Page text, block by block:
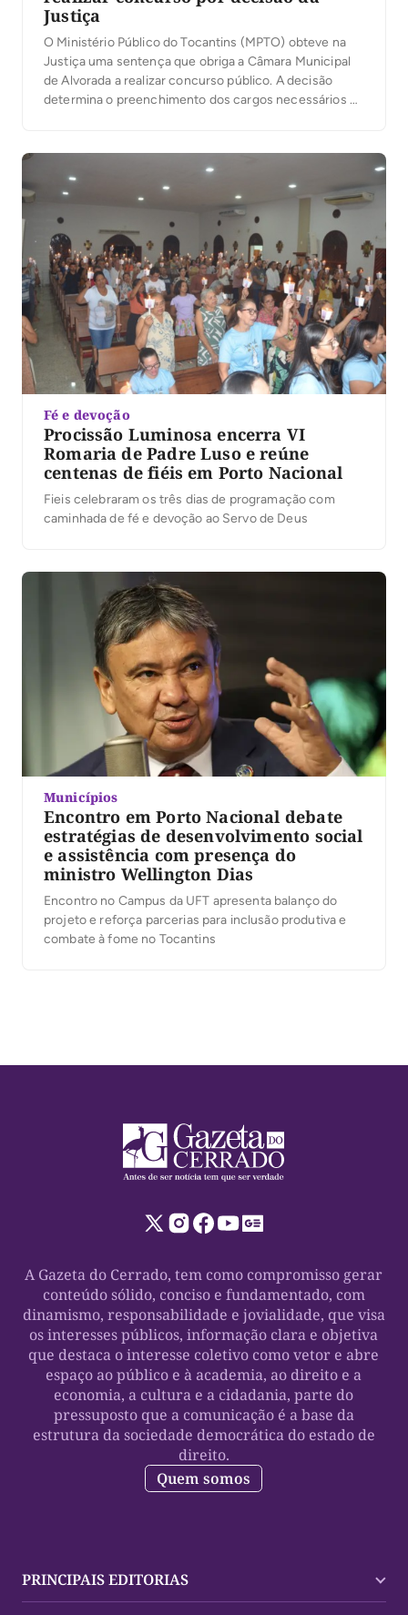
Justiça
O Ministério Público do Tocantins (MPTO) obteve na
Justiça uma sentença que obriga a Câmara Municipal
de Alvorada a realizar concurso público. A decisão
determina o preenchimento dos cargos necessários ao
técnicas e operacionais, destinadas exclusivamente a
servidores efetivos. No processo, […]
Fé e devoção
Procissão Luminosa encerra VI
Romaria de Padre Luso e reúne
centenas de fiéis em Porto Nacional
Fieis celebraram os três dias de programação com
caminhada de fé e devoção ao Servo de Deus
Municípios
Encontro em Porto Nacional debate
estratégias de desenvolvimento social
e assistência com presença do
ministro Wellington Dias
Encontro no Campus da UFT apresenta balanço do
projeto e reforça parcerias para inclusão produtiva e
combate à fome no Tocantins
A Gazeta do Cerrado, tem como compromisso gerar
conteúdo sólido, conciso e fundamentado, com
dinamismo, responsabilidade e jovialidade, que visa
os interesses públicos, informação clara e objetiva
que destaca o interesse coletivo como vetor e abre
espaço ao público e à academia, ao direito e a
economia, a cultura e a cidadania, parte do
pressuposto que a comunicação é a base da
estrutura da sociedade democrática do estado de
direito.
Quem somos
PRINCIPAIS EDITORIAS